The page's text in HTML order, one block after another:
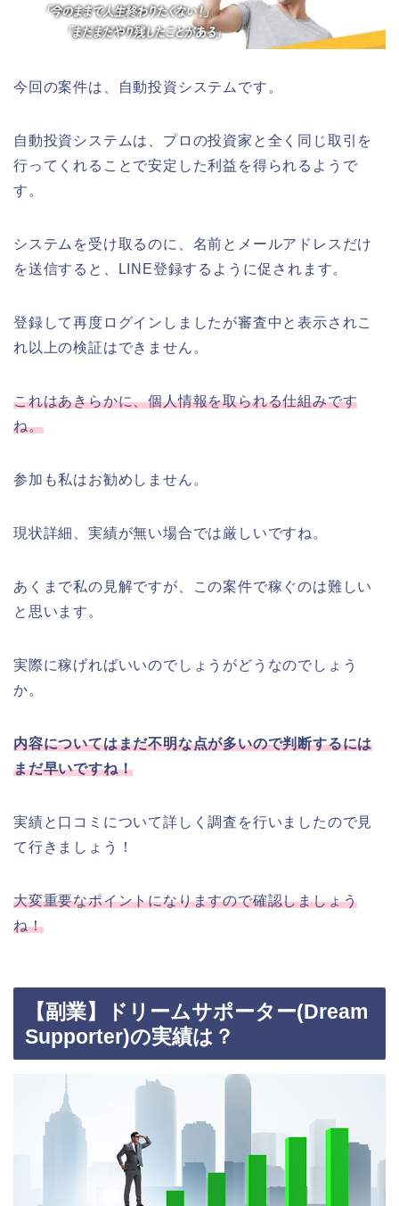
今回の案件は、自動投資システムです。
自動投資システムは、プロの投資家と全く同じ取引を
行ってくれることで安定した利益を得られるようで
す。
システムを受け取るのに、名前とメールアドレスだけ
を送信すると、LINE登録するように促されます。
登録して再度ログインしましたが審査中と表示されこ
れ以上の検証はできません。
これはあきらかに、個人情報を取られる仕組みです
ね。
参加も私はお勧めしません。
現状詳細、実績が無い場合では厳しいですね。
あくまで私の見解ですが、この案件で稼ぐのは難しい
と思います。
実際に稼げればいいのでしょうがどうなのでしょう
か。
内容についてはまだ不明な点が多いので判断するには
まだ早いですね！
実績と口コミについて詳しく調査を行いましたので見
て行きましょう！
大変重要なポイントになりますので確認しましょう
ね！
【副業】ドリームサポーター(Dream
Supporter)の実績は？